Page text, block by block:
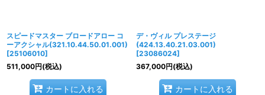
スピードマスター ブロードアロー コ
ーアクシャル(321.10.44.50.01.001)
[25106010]
511,000円(税込)
カートに入れる
デ・ヴィル プレステージ
(424.13.40.21.03.001)
[23086024]
367,000円(税込)
カートに入れる